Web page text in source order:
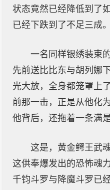
状态竟然已经降低到了
已经下跌到了不足三成。
一名同样银绣装束
先前送比比东与胡列娜
光大放，全身都笼罩上
前那一击，正是从他化
他背后，还拖着一条满
这是，黄金鳄王武
这供奉爆发出的恐怖魂
千钧斗罗与降魔斗罗已